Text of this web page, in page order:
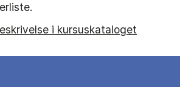
i kursuskataloget